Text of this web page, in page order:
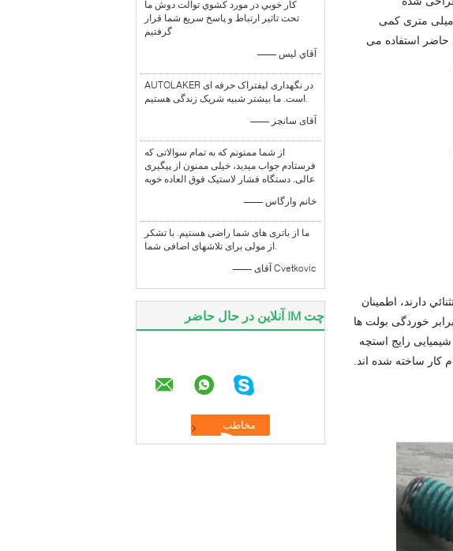
کار خوبي در مورد کشوي توالت دوش ما
تحت تاثير ارتباط و پاسخ سريع شما قرار
گرفتيم
—— آقاي ليس
AUTOLAKER در نگهداری لیفتراک حرفه ای
است. ما بیشتر شبیه شریک زندگی هستیم.
—— آقای سانچز
از شما ممنونم که به تمام سوالاتی که
فرستادم جواب میدید، خیلی ممنون از پیگیری
عالی. دستگاه فشار لاستیک فوق العاده خوبه
—— خانم وارگاس
ما از باتری های شما راضی هستیم. با تشکر
از مولی برای تلاشهای اضافی شما.
—— آقای Cvetkovic
چت IM آنلاین در حال حاضر
است.سطح عایق آن برای استفاده در تمام انواع باتری ها و برنامه های کاربردی مناسب استنسخه 22 میلی متری کمی
حاضر استفاده می
دارند، اطمینان
خوردگی بولت ها
رایج استچه
کار ساخته شده اند.